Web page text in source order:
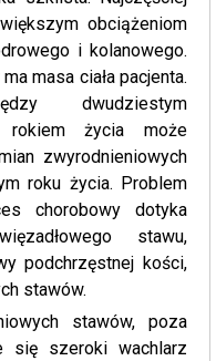
obciążeniom
i kolanowego.
masa ciała pacjenta.
dwudziestym
rokiem życia może
zwyrodnieniowych
roku życia. Problem
chorobowy dotyka
stawu,
podchrzęstnej kości,
stawów.
stawów, poza
się szeroki wachlarz